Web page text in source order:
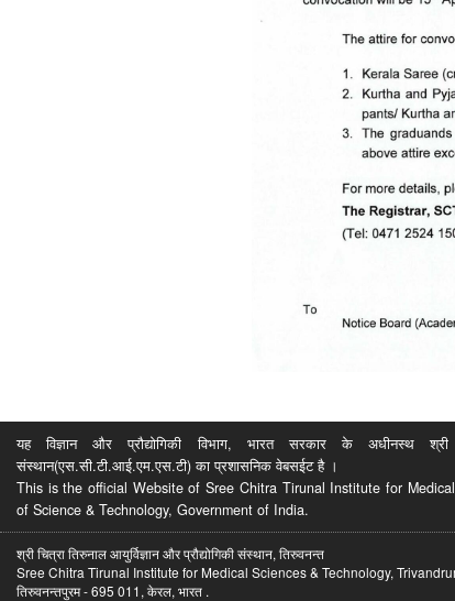
यह विज्ञान और प्रौद्योगिकी विभाग, भारत सरकार के अधीनस्थ श्री
संस्थान(एस.सी.टी.आई.एम.एस.टी) का प्रशासनिक वेबसईट है ।
This is the official Website of Sree Chitra Tirunal Institute for
of Science & Technology, Government of India.
श्री चित्रा तिरुनाल आयुर्विज्ञान और प्रौद्योगिकी संस्थान, तिरुवनन्त
Sree Chitra Tirunal Institute for Medical Sciences & Technology,
तिरुवनन्तपुरम - 695 011, केरल, भारत .